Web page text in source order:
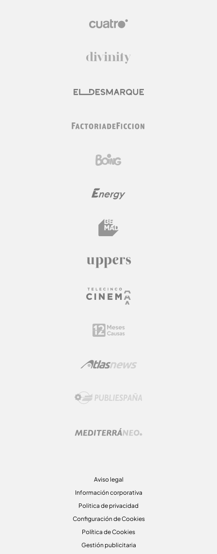
Aviso legal
Información corporativa
Politica de privacidad
Configuración de Cookies
Política de Cookies
Gestión publicitaria